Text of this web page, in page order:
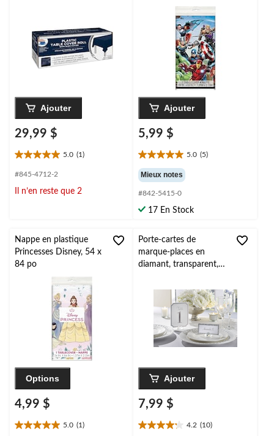
Ajouter
29,99 $
5.0 (1)
5.0
étoile(s)
5.
#845-4712-2
Il n’en reste que 2
l'intérieur et l'extérieur,
54 x 96 po
Ajouter
5,99 $
5.0 (5)
5.0
étoile(s)
sur
5.
5
Mieux notes
#842-5415-0
17 En Stock
Nappe en plastique
Princesses Disney, 54 x
84 po
Options
4,99 $
5.0 (1)
5.0
Porte-cartes de
marque-places en
diamant, transparent,
Ajouter
7,99 $
4.2 (10)
4.2